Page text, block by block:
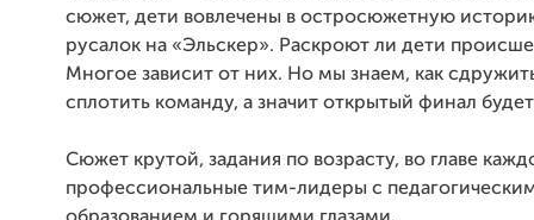
сюжет, дети вовлечены в остросюжетную
русалок на «Эльскер». Раскроют ли дети
Многое зависит от них. Но мы знаем, как
сплотить команду, а значит открытый финал
Сюжет крутой, задания по возрасту, во главе
профессиональные тим-лидеры с